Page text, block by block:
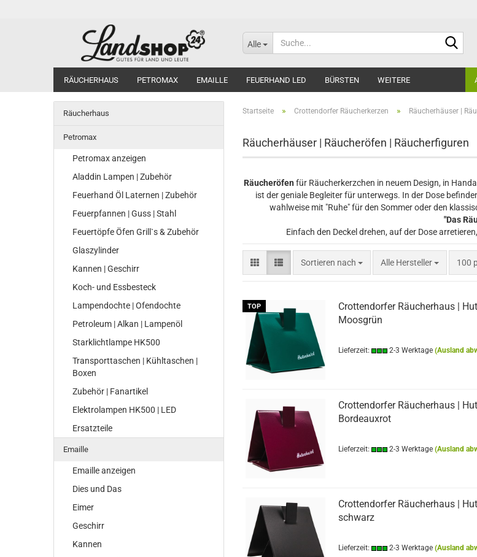
Alle
RÄUCHERHAUS PETROMAX EMAILLE FEUERHAND LED BÜRSTEN WEITERE
Startseite » Crottendorfer Räucherkerzen » Räucherhäuser |
Räucherhäuser | Räucheröfen | Räucherfiguren
Räucheröfen für Räucherkerzchen in neuem Design, in
ist der geniale Begleiter für unterwegs. In der Dose
wahlweise mit "Ruhe" für den Sommer oder den
"Das
Einfach den Deckel drehen, auf der Dose
Sortieren nach
Sortieren nach Alle Hersteller 100
pro
TOP
Crottendorfer Räucherhaus |
Moosgrün
Lieferzeit: 2-3 Werktage (Ausland
Crottendorfer Räucherhaus |
Bordeauxrot
Lieferzeit: 2-3 Werktage (Ausland
Crottendorfer Räucherhaus |
schwarz
Lieferzeit: 2-3 Werktage (Ausland
Räucherhaus
Petromax
Petromax anzeigen
Aladdin Lampen | Zubehör
Feuerhand Öl Laternen | Zubehör
Feuerpfannen | Guss | Stahl
Feuertöpfe Öfen Grill`s & Zubehör
Glaszylinder
Kannen | Geschirr
Koch- und Essbesteck
Lampendochte | Ofendochte
Petroleum | Alkan | Lampenöl
Starklichtlampe HK500
Transporttaschen | Kühltaschen |
Boxen
Zubehör | Fanartikel
Elektrolampen HK500 | LED
Ersatzteile
Emaille
Emaille anzeigen
Dies und Das
Eimer
Geschirr
Kannen